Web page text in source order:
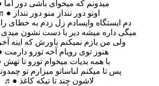
میدونم که میخوای باشی دور‌
اونو دور ننداز منو دور ننداز
دم ایستگاه وایسادم زل زدم به خطای
میگی داره میشه دیر با دست نشون
ولی من بازم نمیکنم باورش که
هنوز توی رویام آخه تورو
با همه بدیات میخوام تورو تا
پس تا میکنم لباساتو میزارم تو
لاشون چند تا تیکه کاغذ